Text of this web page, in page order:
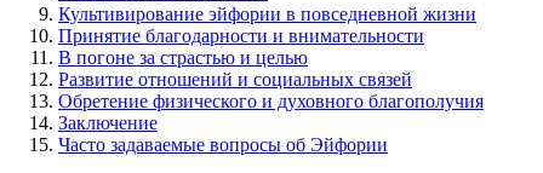
Культивирование эйфории в повседневной жизни
Принятие благодарности и внимательности
В погоне за страстью и целью
Развитие отношений и социальных связей
Обретение физического и духовного благополучия
Заключение
Часто задаваемые вопросы об Эйфории